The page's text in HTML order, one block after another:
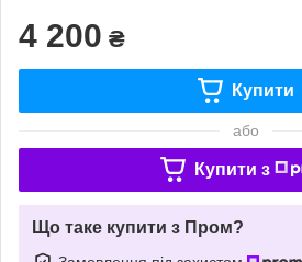
4 200 ₴
Купити
або
Купити з
Що таке купити з Пром?